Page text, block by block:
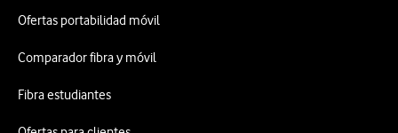
Ofertas portabilidad móvil
Comparador fibra y móvil
Fibra estudiantes